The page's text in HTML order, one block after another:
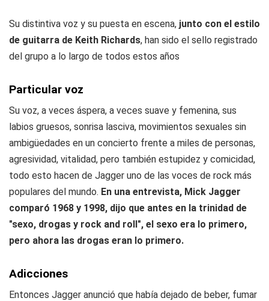
Su distintiva voz y su puesta en escena, junto con el estilo
de guitarra de Keith Richards, han sido el sello registrado
del grupo a lo largo de todos estos años
Particular voz
Su voz, a veces áspera, a veces suave y femenina, sus
labios gruesos, sonrisa lasciva, movimientos sexuales sin
ambigüedades en un concierto frente a miles de personas,
agresividad, vitalidad, pero también estupidez y comicidad,
todo esto hacen de Jagger uno de las voces de rock más
populares del mundo. En una entrevista, Mick Jagger
comparó 1968 y 1998, dijo que antes en la trinidad de
"sexo, drogas y rock and roll", el sexo era lo primero,
pero ahora las drogas eran lo primero.
Adicciones
Entonces Jagger anunció que había dejado de beber, fumar